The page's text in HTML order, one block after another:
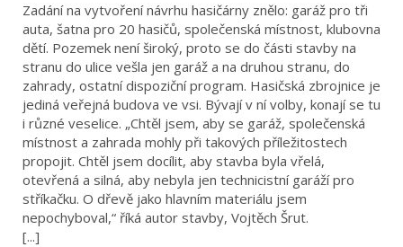
Zadání na vytvoření návrhu hasičárny znělo: garáž pro tři
auta, šatna pro 20 hasičů, společenská místnost, klubovna
dětí. Pozemek není široký, proto se do části stavby na
stranu do ulice vešla jen garáž a na druhou stranu, do
zahrady, ostatní dispoziční program. Hasičská zbrojnice je
jediná veřejná budova ve vsi. Bývají v ní volby, konají se tu
i různé veselice. „Chtěl jsem, aby se garáž, společenská
místnost a zahrada mohly při takových příležitostech
propojit. Chtěl jsem docílit, aby stavba byla vřelá,
otevřená a silná, aby nebyla jen technicistní garáží pro
stříkačku. O dřevě jako hlavním materiálu jsem
nepochyboval,“ říká autor stavby, Vojtěch Šrut.
[...]